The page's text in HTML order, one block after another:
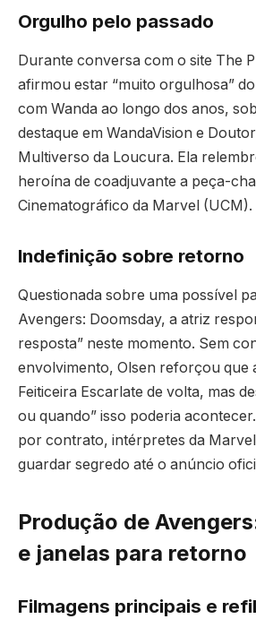
Orgulho pelo passado
Durante conversa com o site The
afirmou estar “muito orgulhosa”
com Wanda ao longo dos anos,
destaque em WandaVision e
Multiverso da Loucura. Ela
heroína de coadjuvante a peça-
Cinematográfico da Marvel (UCM).
Indefinição sobre retorno
Questionada sobre uma possível
Avengers: Doomsday, a atriz
resposta” neste momento. Sem
envolvimento, Olsen reforçou que
Feiticeira Escarlate de volta, mas
ou quando” isso poderia
por contrato, intérpretes da
guardar segredo até o anúncio
Produção de
e janelas para retorno
Filmagens principais e